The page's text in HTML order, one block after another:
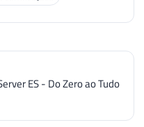
ES - Do Zero ao Tudo